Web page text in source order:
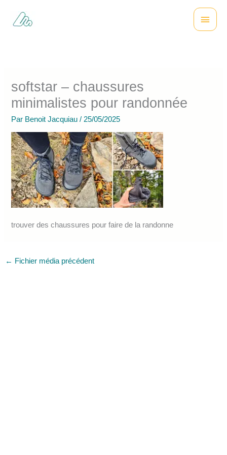
contenu
Menu
softstar – chaussures
minimalistes pour randonnée
Par Benoit Jacquiau/ 25/05/2025
trouver des chaussures pour faire de la randonne
← Fichier média précédent